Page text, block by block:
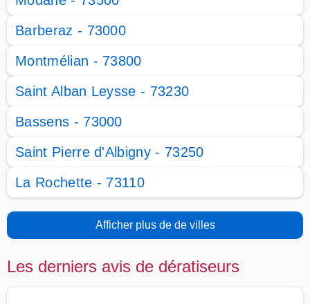
Barberaz - 73000
Montmélian - 73800
Saint Alban Leysse - 73230
Bassens - 73000
Saint Pierre d'Albigny - 73250
La Rochette - 73110
Afficher plus de de villes
Les derniers avis de dératiseurs